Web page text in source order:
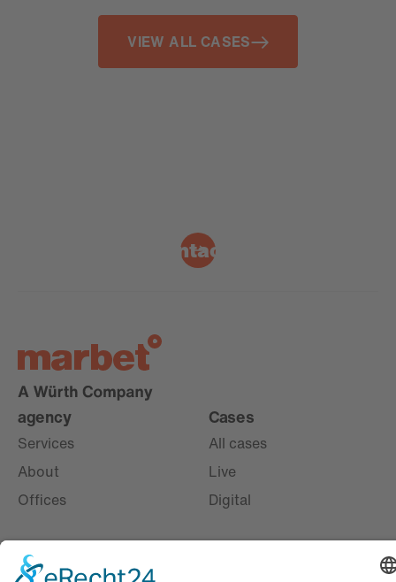
Ziel, Identifikation zu stärken und Menschen über alle
Standorte hinweg zusammenzubringen. Einen
Höhepunkt bildete die Jubiläumsfeier zum 50-
VIEW ALL CASES
Contact
agency
Services
About
Offices
Cases
All cases
Live
Digital
Misc